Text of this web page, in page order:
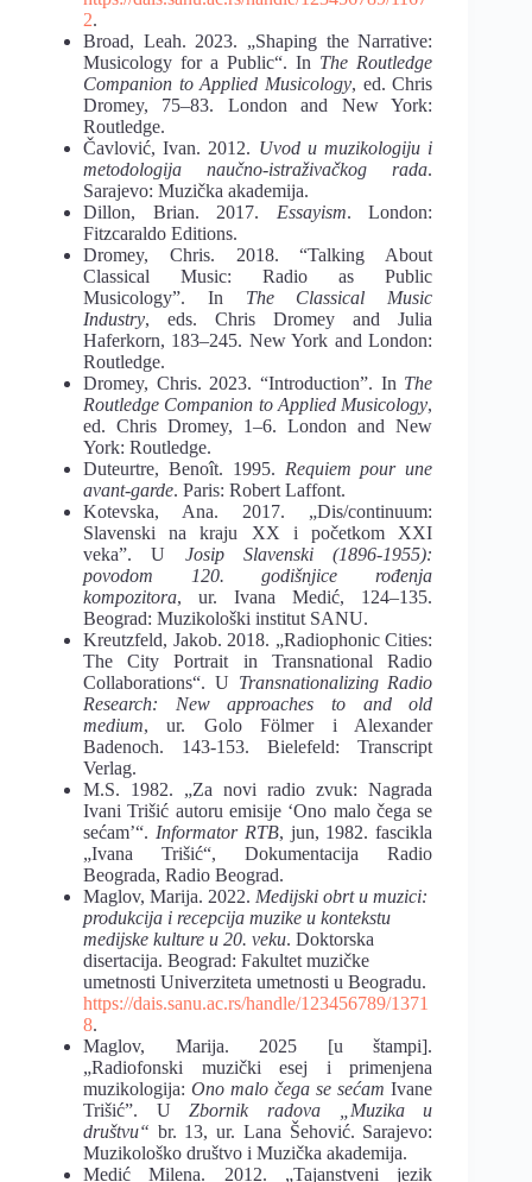
2.
Broad, Leah. 2023. „Shaping the Narrative:
Musicology for a Public“. In The Routledge
Companion to Applied Musicology, ed. Chris
Dromey, 75–83. London and New York:
Routledge.
Čavlović, Ivan. 2012. Uvod u muzikologiju i
metodologija naučno-istraživačkog rada.
Sarajevo: Muzička akademija.
Dillon, Brian. 2017. Essayism. London:
Fitzcaraldo Editions.
Dromey, Chris. 2018. “Talking About
Classical Music: Radio as Public
Musicology”. In The Classical Music
Industry, eds. Chris Dromey and Julia
Haferkorn, 183–245. New York and London:
Routledge.
Dromey, Chris. 2023. “Introduction”. In The
Routledge Companion to Applied Musicology,
ed. Chris Dromey, 1–6. London and New
York: Routledge.
Duteurtre, Benoît. 1995. Requiem pour une
avant-garde. Paris: Robert Laffont.
Kotevska, Ana. 2017. „Dis/continuum:
Slavenski na kraju XX i početkom XXI
veka”. U Josip Slavenski (1896-1955):
povodom 120. godišnjice rođenja
kompozitora, ur. Ivana Medić, 124–135.
Beograd: Muzikološki institut SANU.
Kreutzfeld, Jakob. 2018. „Radiophonic Cities:
The City Portrait in Transnational Radio
Collaborations“. U Transnationalizing Radio
Research: New approaches to and old
medium, ur. Golo Fölmer i Alexander
Badenoch. 143-153. Bielefeld: Transcript
Verlag.
M.S. 1982. „Za novi radio zvuk: Nagrada
Ivani Trišić autoru emisije ‘Ono malo čega se
sećam’“. Informator RTB, jun, 1982. fascikla
„Ivana Trišić“, Dokumentacija Radio
Beograda, Radio Beograd.
Maglov, Marija. 2022. Medijski obrt u muzici:
produkcija i recepcija muzike u kontekstu
medijske kulture u 20. veku. Doktorska
disertacija. Beograd: Fakultet muzičke
umetnosti Univerziteta umetnosti u Beogradu.
https://dais.sanu.ac.rs/handle/123456789/1371
8.
Maglov, Marija. 2025 [u štampi].
„Radiofonski muzički esej i primenjena
muzikologija:Ono malo čega se sećam Ivane
Trišić”. UZbornik radova „Muzika u
društvu“ br. 13, ur. Lana Šehović. Sarajevo:
Muzikološko društvo i Muzička akademija.
Medić Milena. 2012. „Tajanstveni jezik